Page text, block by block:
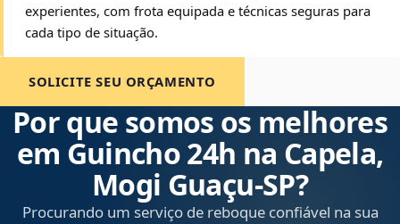
experientes, com frota equipada e técnicas seguras para
cada tipo de situação.
SOLICITE SEU ORÇAMENTO
Por que somos os melhores
em Guincho 24h na Capela,
Mogi Guaçu‑SP?
Procurando um serviço de reboque confiável na sua